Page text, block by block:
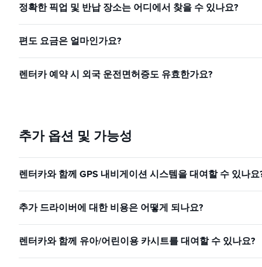
정확한 픽업 및 반납 장소는 어디에서 찾을 수 있나요?
편도 요금은 얼마인가요?
렌터카 예약 시 외국 운전면허증도 유효한가요?
추가 옵션 및 가능성
렌터카와 함께 GPS 내비게이션 시스템을 대여할 수 있나요
추가 드라이버에 대한 비용은 어떻게 되나요?
렌터카와 함께 유아/어린이용 카시트를 대여할 수 있나요?